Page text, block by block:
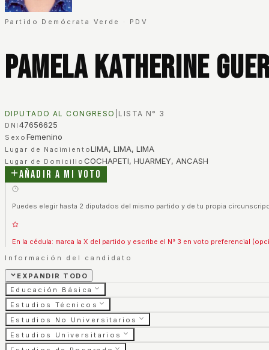
Partido Demócrata Verde · PDV
Pamela Katherine
DIPUTADO AL CONGRESO LISTA N° 3
DNI 47656625
Sexo Femenino
Lugar de NacimientoLIMA, LIMA, LIMA
Lugar de Domicilio COCHAPETI, HUARMEY, ANCASH
Añadir a mi voto
Puedes elegir hasta 2 diputados del mismo partido y de tu propia
En la cédula: marca la X del partido y escribe el N° 3 en voto preferencial
Información del candidato
EXPANDIR TODO
Educación Básica
Estudios Técnicos
Estudios No Universitarios
Estudios Universitarios